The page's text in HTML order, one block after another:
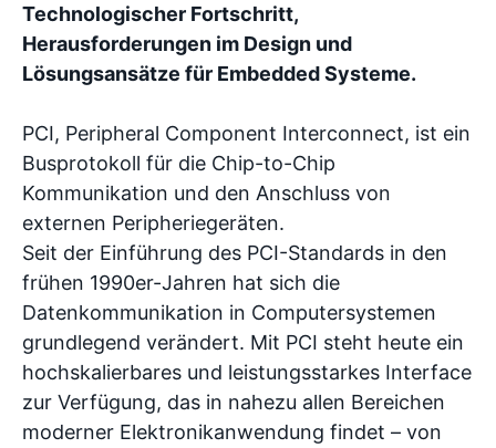
Technologischer Fortschritt,
Herausforderungen im Design und
Lösungsansätze für Embedded Systeme.
PCI, Peripheral Component Interconnect, ist ein
Busprotokoll für die Chip-to-Chip
Kommunikation und den Anschluss von
externen Peripheriegeräten.
Seit der Einführung des PCI-Standards in den
frühen 1990er-Jahren hat sich die
Datenkommunikation in Computersystemen
grundlegend verändert. Mit PCI steht heute ein
hochskalierbares und leistungsstarkes Interface
zur Verfügung, das in nahezu allen Bereichen
moderner Elektronikanwendung findet – von